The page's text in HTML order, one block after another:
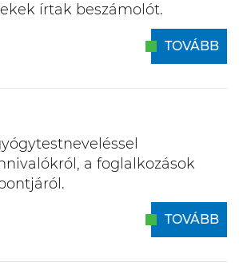
írtak beszámolót.
TOVÁBB
a foglalkozások
TOVÁBB